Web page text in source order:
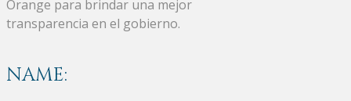
Orange para brindar una mejor
transparencia en el gobierno.
NAME: